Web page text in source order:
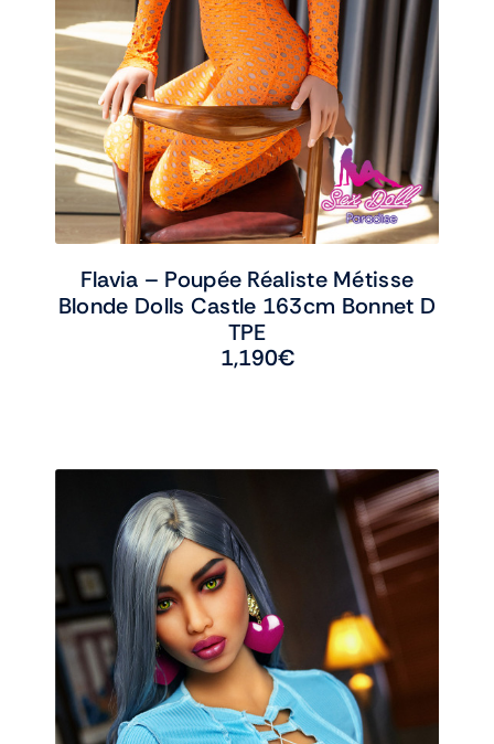
Flavia – Poupée Réaliste Métisse
Blonde Dolls Castle 163cm Bonnet D
TPE
1,190€